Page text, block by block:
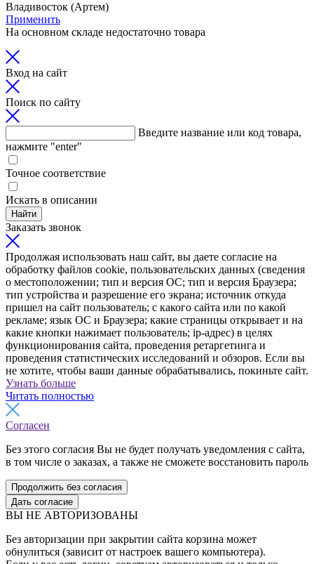
Владивосток (Артем)
Применить
На основном складе недостаточно товара
Вход на сайт
Поиск по сайту
Введите название или код товара,
нажмите "enter"
Точное соответствие
Искать в описании
Найти
Заказать звонок
Продолжая использовать наш сайт, вы даете согласие на
обработку файлов cookie, пользовательских данных (сведения
о местоположении; тип и версия ОС; тип и версия Браузера;
тип устройства и разрешение его экрана; источник откуда
пришел на сайт пользователь; с какого сайта или по какой
рекламе; язык ОС и Браузера; какие страницы открывает и на
какие кнопки нажимает пользователь; ip-адрес) в целях
функционирования сайта, проведения ретаргетинга и
проведения статистических исследований и обзоров. Если вы
не хотите, чтобы ваши данные обрабатывались, покиньте сайт.
Узнать больше
Читать полностью
Согласен
Без этого согласия Вы не будет получать уведомления с сайта,
в том числе о заказах, а также не сможете восстановить пароль
Продолжить без согласия
Дать согласие
ВЫ НЕ АВТОРИЗОВАНЫ
Без авторизации при закрытии сайта корзина может
обнулиться (зависит от настроек вашего компьютера).